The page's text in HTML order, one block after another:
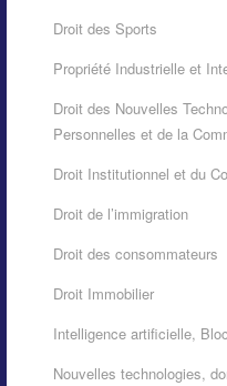
Droit des Sports
Propriété Industrielle et
Droit des Nouvelles
Personnelles et de la
Droit Institutionnel et du
Droit de l’immigration
Droit des consommateurs
Droit Immobilier
Intelligence artificielle,
Nouvelles technologies,